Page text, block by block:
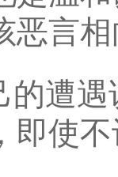
恶言
的遭
即使